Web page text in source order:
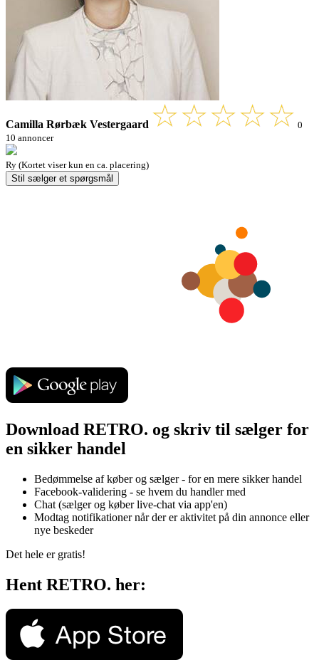
Camilla Rørbæk Vestergaard
0
10 annoncer
Ry (Kortet viser kun en ca. placering)
Stil sælger et spørgsmål
Download RETRO. og skriv til sælger for
en sikker handel
Bedømmelse af køber og sælger - for en mere sikker handel
Facebook-validering - se hvem du handler med
Chat (sælger og køber live-chat via app'en)
Modtag notifikationer når der er aktivitet på din annonce eller
nye beskeder
Det hele er gratis!
Hent RETRO. her: